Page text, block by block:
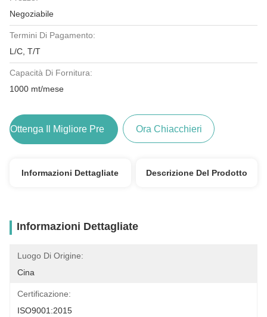
Negoziabile
Termini Di Pagamento:
L/C, T/T
Capacità Di Fornitura:
1000 mt/mese
Ora Chiacchieri
Informazioni Dettagliate Descrizione Del Prodotto
Informazioni Dettagliate
Luogo Di Origine:
Cina
Certificazione:
ISO9001:2015